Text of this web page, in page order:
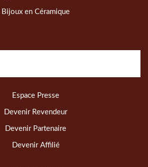
Bijoux en Céramique
Espace Presse
Devenir Revendeur
Devenir Partenaire
Devenir Affilié